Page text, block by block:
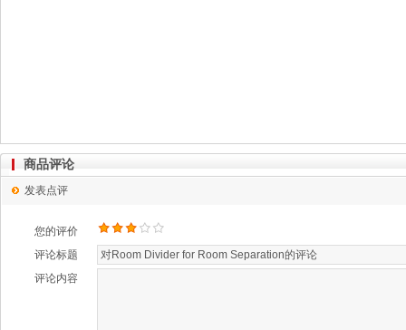
商品评论
发表点评
您的评价
评论标题
评论内容